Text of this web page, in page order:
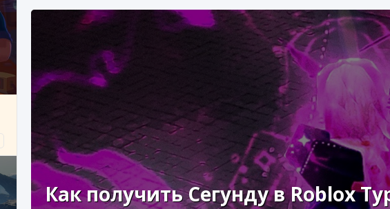
Как получить Сегунду в Roblox